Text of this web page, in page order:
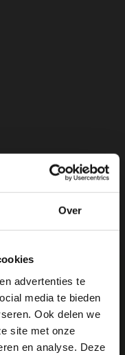
Over
advertenties te
media te bieden
Ook delen we
site met onze
en analyse. Deze
Net dat
op mijn